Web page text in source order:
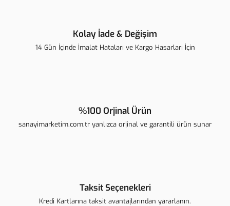
Kolay İade & Değişim
14 Gün İçinde İmalat Hataları ve Kargo Hasarlari İçin
%100 Orjinal Ürün
sanayimarketim.com.tr yanlızca orjinal ve garantili ürün sunar
Taksit Seçenekleri
Kredi Kartlarına taksit avantajlarından yararlanın.